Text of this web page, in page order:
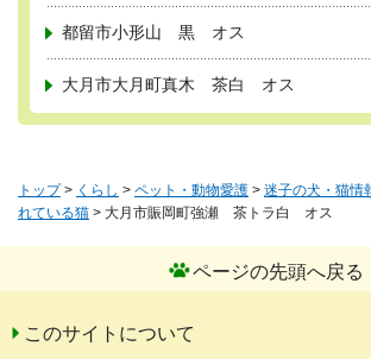
都留市小形山 黒 オス
大月市大月町真木 茶白 オス
トップ> くらし > ペット・動物愛護 > 迷子の犬・猫情
れている猫 > 大月市賑岡町強瀬 茶トラ白 オス
ページの先頭へ戻る
このサイトについて